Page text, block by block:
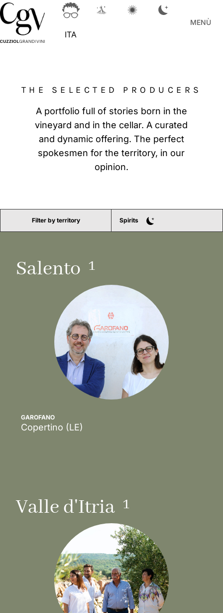
ITA
MENÙ
THE SELECTED PRODUCERS
A portfolio full of stories born in the
vineyard and in the cellar. A curated
and dynamic offering. The perfect
spokesmen for the territory, in our
opinion.
Filter by territory Spirits
Salento 1
GAROFANO
Copertino (LE)
Valle d'Itria 1